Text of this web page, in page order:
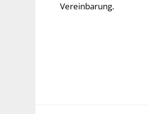
Vereinbarung.